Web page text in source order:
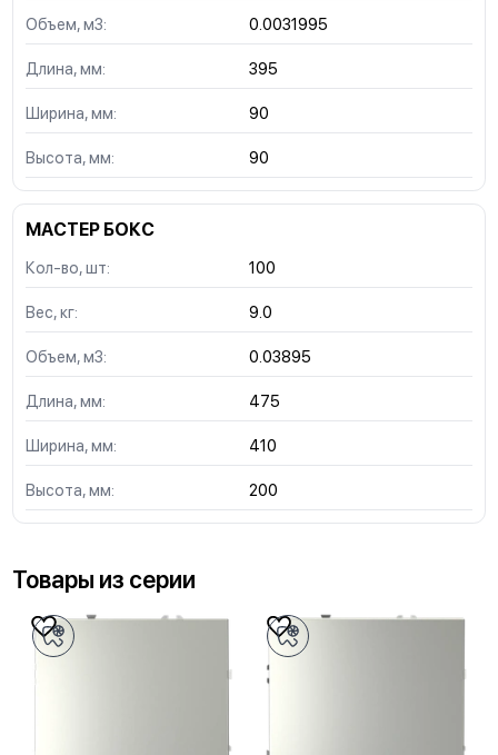
Объем, м3: 0.0031995
Длина, мм: 395
Ширина, мм: 90
Высота, мм: 90
МАСТЕР БОКС
Кол-во, шт: 100
Вес, кг: 9.0
Объем, м3: 0.03895
Длина, мм: 475
Ширина, мм: 410
Высота, мм: 200
Товары из серии